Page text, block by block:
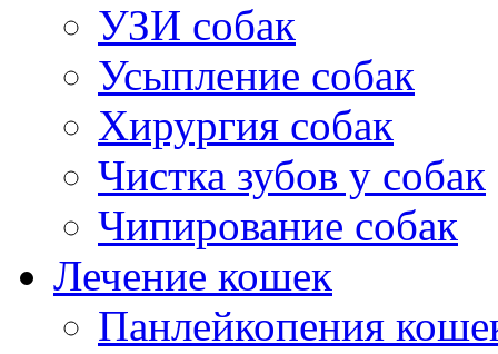
УЗИ собак
Усыпление собак
Хирургия собак
Чистка зубов у собак
Чипирование собак
Лечение кошек
Панлейкопения